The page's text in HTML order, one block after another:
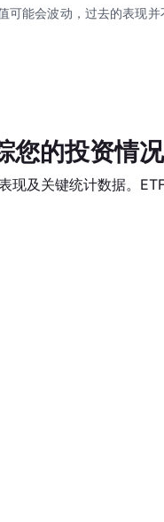
可能会波动，过去的表现并
您的投资情况
及关键统计数据。